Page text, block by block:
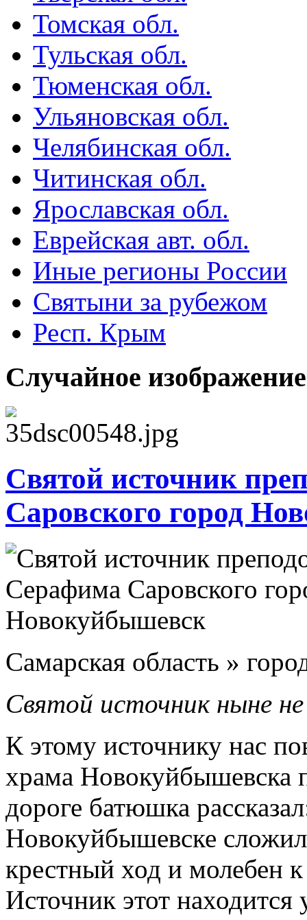
Томская обл.
Тульская обл.
Тюменская обл.
Ульяновская обл.
Челябинская обл.
Читинская обл.
Ярославская обл.
Еврейская авт. обл.
Иные регионы России
Святыни за рубежом
Респ. Крым
Случайное изображение
Святой источник
Саровского город
Самарская область »
Святой источник ныне
К этому источнику нас
храма Новокуйбышевска
дороге батюшка
Новокуйбышевске
крестный ход и молебен
Источник этот